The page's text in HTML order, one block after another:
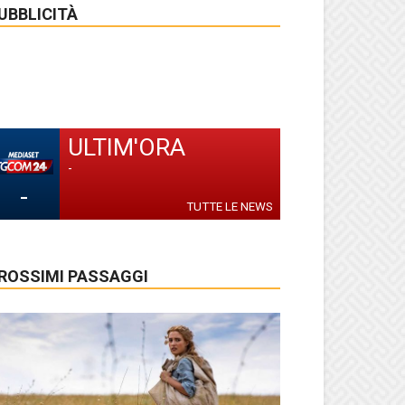
-
ULTIM'ORA
-
TUTTE LE NEWS
PASSAGGI